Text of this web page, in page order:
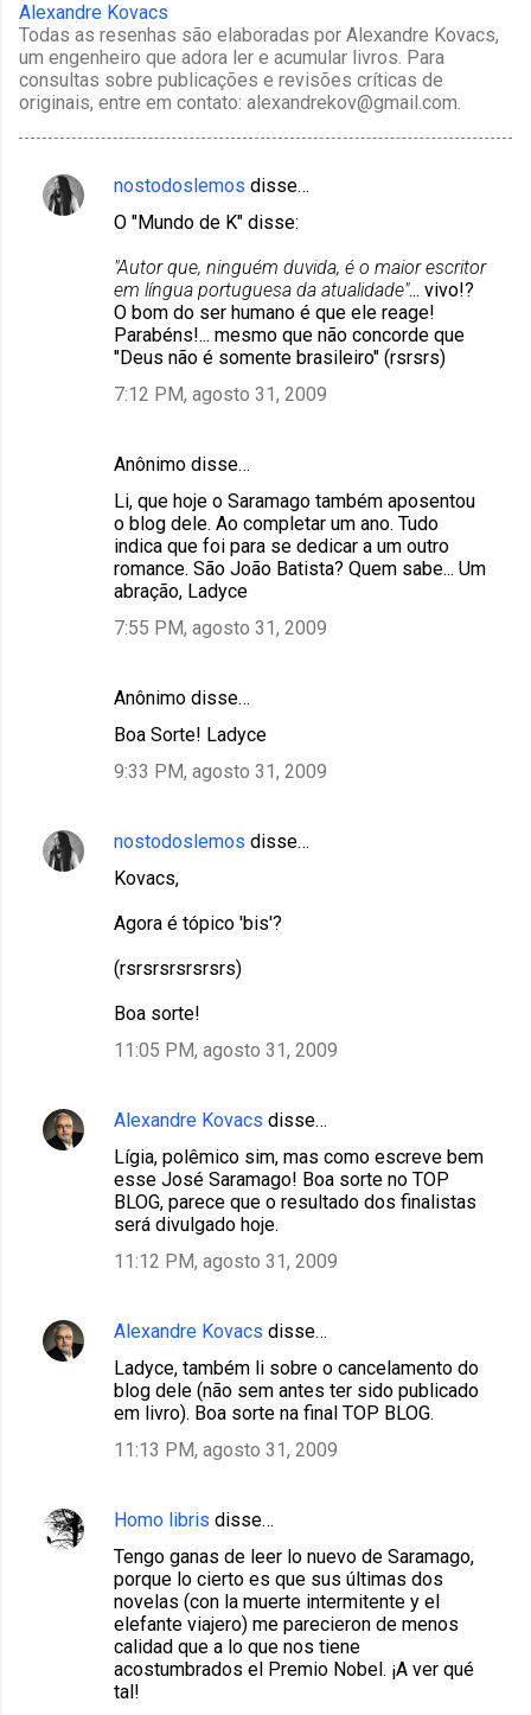
Alexandre Kovacs
Todas as resenhas são elaboradas por Alexandre Kovacs,
um engenheiro que adora ler e acumular livros. Para
consultas sobre publicações e revisões críticas de
originais, entre em contato: alexandrekov@gmail.com.
C
nostodoslemos disse…
O "Mundo de K" disse:
"Autor que, ninguém duvida, é o maior escritor
em língua portuguesa da atualidade"... vivo!?
O bom do ser humano é que ele reage!
Parabéns!... mesmo que não concorde que
"Deus não é somente brasileiro" (rsrsrs)
7:12 PM, agosto 31, 2009
Anônimo disse…
Li, que hoje o Saramago também aposentou
o blog dele. Ao completar um ano. Tudo
indica que foi para se dedicar a um outro
romance. São João Batista? Quem sabe... Um
abração, Ladyce
7:55 PM, agosto 31, 2009
Anônimo disse…
Boa Sorte! Ladyce
9:33 PM, agosto 31, 2009
nostodoslemos disse…
Kovacs,
Agora é tópico 'bis'?
(rsrsrsrsrsrsrs)
Boa sorte!
11:05 PM, agosto 31, 2009
Alexandre Kovacs disse…
Lígia, polêmico sim, mas como escreve bem
esse José Saramago! Boa sorte no TOP
BLOG, parece que o resultado dos finalistas
será divulgado hoje.
11:12 PM, agosto 31, 2009
Alexandre Kovacs disse…
Ladyce, também li sobre o cancelamento do
blog dele (não sem antes ter sido publicado
em livro). Boa sorte na final TOP BLOG.
11:13 PM, agosto 31, 2009
Homo libris disse…
Tengo ganas de leer lo nuevo de Saramago,
porque lo cierto es que sus últimas dos
novelas (con la muerte intermitente y el
elefante viajero) me parecieron de menos
calidad que a lo que nos tiene
acostumbrados el Premio Nobel. ¡A ver qué
tal!